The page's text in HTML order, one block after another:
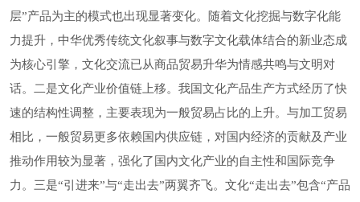
层”产品为主的模式也出现显著变化。随着文化挖掘与数字化能
力提升，中华优秀传统文化叙事与数字文化载体结合的新业态成
为核心引擎，文化交流已从商品贸易升华为情感共鸣与文明对
话。二是文化产业价值链上移。我国文化产品生产方式经历了快
速的结构性调整，主要表现为一般贸易占比的上升。与加工贸易
相比，一般贸易更多依赖国内供应链，对国内经济的贡献及产业
推动作用较为显著，强化了国内文化产业的自主性和国际竞争
力。三是“引进来”与“走出去”两翼齐飞。文化“走出去”包含“产品